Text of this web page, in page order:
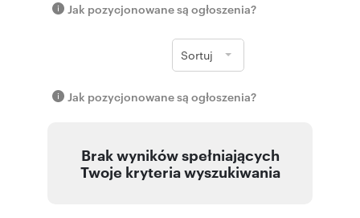
Jak pozycjonowane są ogłoszenia?
Sortuj
Jak pozycjonowane są ogłoszenia?
Brak wyników spełniających
Twoje kryteria wyszukiwania